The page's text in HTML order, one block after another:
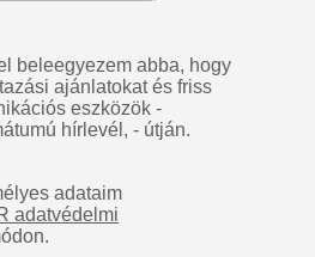
beleegyezem abba, hogy
ajánlatokat és friss
eszközök -
hírlevél, - útján.
adataim
adatvédelmi